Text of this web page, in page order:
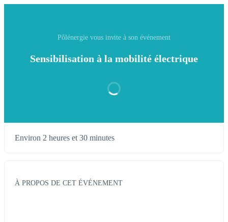
Pôlénergie vous invite à son événement
Sensibilisation à la mobilité électrique
Environ 2 heures et 30 minutes
À PROPOS DE CET ÉVÉNEMENT